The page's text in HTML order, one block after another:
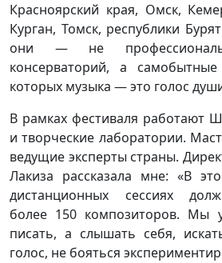
Красноярский края, Омск,
Курган, Томск, республики
они — не
консерваторий, а
которых музыка — это голос
В рамках фестиваля работают
и творческие лаборатории.
ведущие эксперты страны.
Лакиза рассказала мне: «В
дистанционных сессиях
более 150 композиторов. Мы
писать, а слышать себя,
голос, не бояться